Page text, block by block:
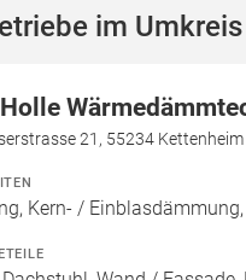
im
21, 55234
Kern- /